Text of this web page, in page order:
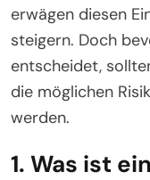
erwägen diesen
steigern. Doch
entscheidet,
die möglichen
werden.
1. Was ist